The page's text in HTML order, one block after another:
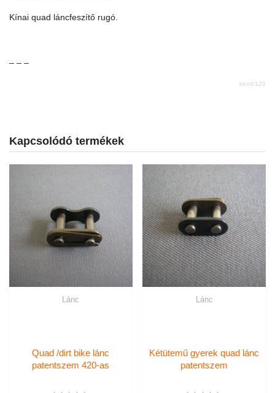
Kínai quad láncfeszítő rugó.
– – –
kkod:120
Kapcsolódó termékek
Lánc
Quad /dirt bike lánc
patentszem 420-as
Lánc
Kétütemű gyerek quad lánc
patentszem